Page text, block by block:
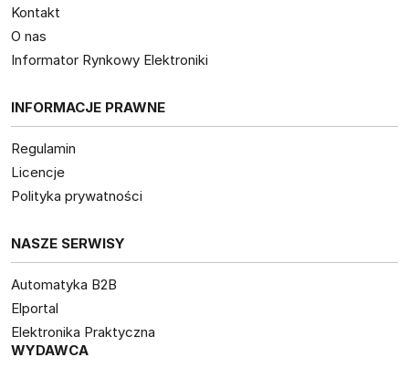
Kontakt
O nas
Informator Rynkowy Elektroniki
INFORMACJE PRAWNE
Regulamin
Licencje
Polityka prywatności
NASZE SERWISY
Automatyka B2B
Elportal
Elektronika Praktyczna
WYDAWCA